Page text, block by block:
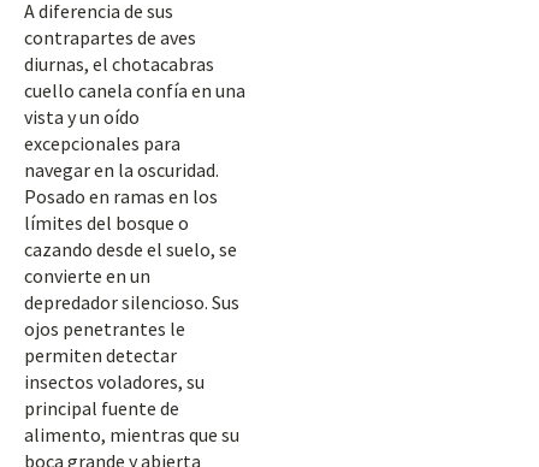
A diferencia de sus
contrapartes de aves
diurnas, el chotacabras
cuello canela confía en una
vista y un oído
excepcionales para
navegar en la oscuridad.
Posado en ramas en los
límites del bosque o
cazando desde el suelo, se
convierte en un
depredador silencioso. Sus
ojos penetrantes le
permiten detectar
insectos voladores, su
principal fuente de
alimento, mientras que su
boca grande y abierta